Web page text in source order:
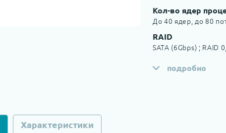
Кол-во ядер
До 40 ядер, до 80
RAID
SATA (6Gbps) ; RAID
подробно
Характеристики